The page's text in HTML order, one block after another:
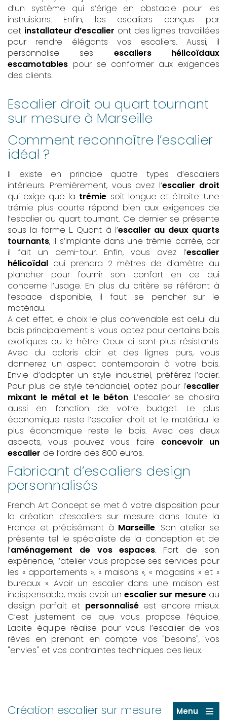
d’un système qui s’érige en obstacle pour les
instruisions. Enfin, les escaliers conçus par
cet installateur d’escalier ont des lignes travaillées
pour rendre élégants vos escaliers. Aussi, il
personnalise ses escaliers hélicoïdaux
escamotables pour se conformer aux exigences
des clients.
Escalier droit ou quart tournant
sur mesure à Marseille
Comment reconnaître l’escalier
idéal ?
Il existe en principe quatre types d’escaliers
intérieurs. Premièrement, vous avez l’escalier droit
qui exige que la trémie soit longue et étroite. Une
trémie plus courte répond bien aux exigences de
l’escalier au quart tournant. Ce dernier se présente
sous la forme L. Quant à l’escalier au deux quarts
tournants, il s’implante dans une trémie carrée, car
il fait un demi-tour. Enfin, vous avez l’escalier
hélicoïdal qui prendra 2 mètres de diamètre au
plancher pour fournir son confort en ce qui
concerne l’usage. En plus du critère se référant à
l’espace disponible, il faut se pencher sur le
matériau.
A cet effet, le choix le plus convenable est celui du
bois principalement si vous optez pour certains bois
exotiques ou le hêtre. Ceux-ci sont plus résistants.
Avec du coloris clair et des lignes purs, vous
donnerez un aspect contemporain à votre bois.
Envie d’adopter un style industriel, préférez l’acier.
Pour plus de style tendanciel, optez pour l’escalier
mixant le métal et le béton. L’escalier se choisira
aussi en fonction de votre budget. Le plus
économique reste l’escalier droit et le matériau le
plus économique reste le bois. Avec ces deux
aspects, vous pouvez vous faire concevoir un
escalier de l’ordre des 800 euros.
Fabricant d’escaliers design
personnalisés
French Art Concept se met à votre disposition pour
la création d’escaliers sur mesure dans toute la
France et précisément à Marseille. Son atelier se
présente tel le spécialiste de la conception et de
l’aménagement de vos espaces. Fort de son
expérience, l’atelier vous propose ses services pour
les « appartements », « maisons », « magasins » et «
bureaux ». Avoir un escalier dans une maison est
indispensable, mais avoir unescalier sur mesureau
design parfait et personnaliséest encore mieux.
C’est justement ce que vous propose l’équipe.
Ladite équipe réalise pour vous l’escalier de vos
rêves en prenant en compte vos "besoins", vos
"envies" et vos contraintes techniques des lieux.
Création escalier sur mesure Menu